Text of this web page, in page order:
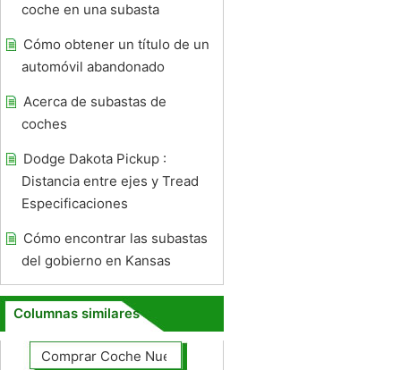
coche en una subasta
Cómo obtener un título de un
automóvil abandonado
Acerca de subastas de
coches
Dodge Dakota Pickup :
Distancia entre ejes y Tread
Especificaciones
Cómo encontrar las subastas
del gobierno en Kansas
Columnas similares
Comprar Coche Nuevo